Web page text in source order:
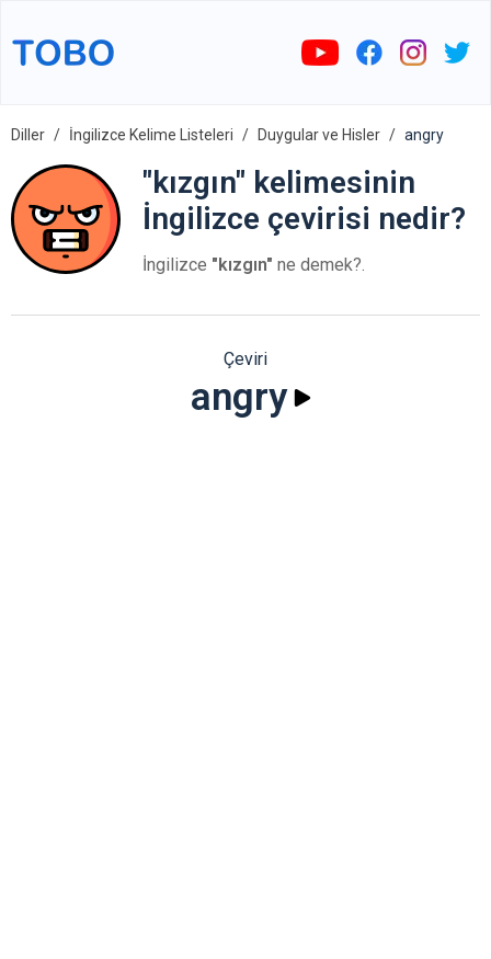
Diller İngilizce Kelime Listeleri Duygular ve Hisler angry
"kızgın" kelimesinin
İngilizce çevirisi nedir?
İngilizce "kızgın" ne demek?.
Çeviri
angry